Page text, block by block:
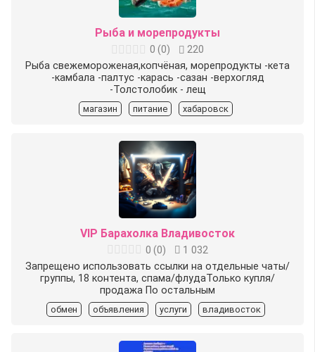
Рыба и морепродукты
0 (0)
220
Рыба свежемороженая,копчёная, морепродукты -кета
-камбала -палтус -карась -сазан -верхогляд
-Толстолобик - лещ
магазин питание хабаровск
VIP Барахолка Владивосток
0 (0)
1 032
Запрещено использовать ссылки на отдельные чаты/
группы, 18 контента, спама/флудаТолько купля/
продажа По остальным
обмен объявления услуги владивосток